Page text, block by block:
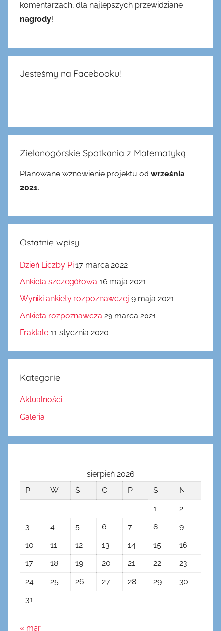
komentarzach, dla najlepszych przewidziane
nagrody!
Jesteśmy na Facebooku!
Zielonogórskie Spotkania z Matematyką
Planowane wznowienie projektu od września
2021.
Ostatnie wpisy
Dzień Liczby Pi 17 marca 2022
Ankieta szczegółowa 16 maja 2021
Wyniki ankiety rozpoznawczej 9 maja 2021
Ankieta rozpoznawcza 29 marca 2021
Fraktale 11 stycznia 2020
Kategorie
Aktualności
Galeria
sierpień 2026
P
W Ś C P S
N
1
2
3
4 5 6 7 8
9
10
11 12 13 14 15
16
17
18 19 20 21 22
23
24
25 26 27 28 29
30
31
« mar